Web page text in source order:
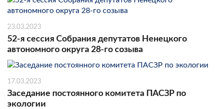
23.03.2023
52-я сессия Собрания депутатов Ненецкого
автономного округа 28-го созыва
17.03.2023
Заседание постоянного комитета ПАСЗР по
экологии